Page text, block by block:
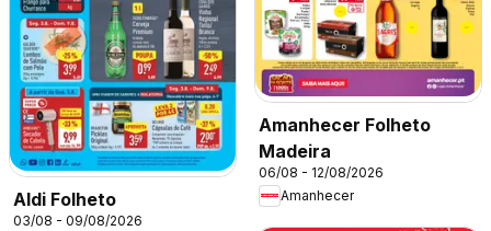
Aldi Folheto
03/08 - 09/08/2026
Amanhecer Folheto
Madeira
06/08 - 12/08/2026
Amanhecer